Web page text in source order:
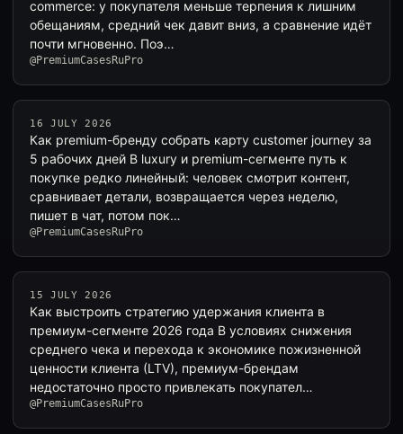
commerce: у покупателя меньше терпения к лишним
обещаниям, средний чек давит вниз, а сравнение идёт
почти мгновенно. Поэ…
@PremiumCasesRuPro
16 JULY 2026
Как premium-бренду собрать карту customer journey за
5 рабочих дней В luxury и premium-сегменте путь к
покупке редко линейный: человек смотрит контент,
сравнивает детали, возвращается через неделю,
пишет в чат, потом пок…
@PremiumCasesRuPro
15 JULY 2026
Как выстроить стратегию удержания клиента в
премиум-сегменте 2026 года В условиях снижения
среднего чека и перехода к экономике пожизненной
ценности клиента (LTV), премиум-брендам
недостаточно просто привлекать покупател…
@PremiumCasesRuPro